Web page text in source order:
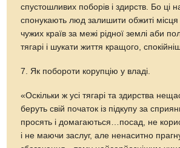
спустошливих поборів і здирств. Бо ці
спонукають люд залишити обжиті місця
чужих країв за межі рідної землі аби
тягарі і шукати життя кращого,
7. Як побороти корупцію у владі.
«Оскільки ж усі тягарі та здирства
беруть свій початок із підкупу за
просять і домагаються…посад, не
і не маючи заслуг, але ненаситно